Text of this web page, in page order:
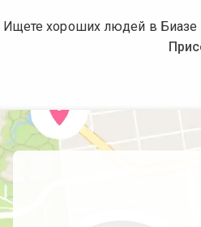
Ищете хороших людей в Биазе